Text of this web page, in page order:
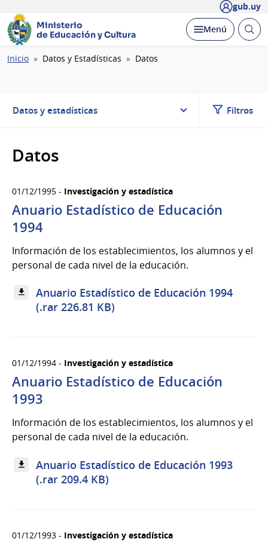
gub.uy
Ministerio
de Educación y Cultura
Desplegar
Menú Abrir
Ruta
Inicio Datos y Estadísticas Datos
Datos y estadísticas Filtros
Datos
01/12/1995 - Investigación y estadística
Anuario Estadístico de Educación
1994
Información de los establecimientos, los alumnos y el
personal de cada nivel de la educación.
Anuario Estadístico de Educación 1994
(.rar 226.81 KB)
01/12/1994 - Investigación y estadística
Anuario Estadístico de Educación
1993
Información de los establecimientos, los alumnos y el
personal de cada nivel de la educación.
Anuario Estadístico de Educación 1993
(.rar 209.4 KB)
01/12/1993 - Investigación y estadística